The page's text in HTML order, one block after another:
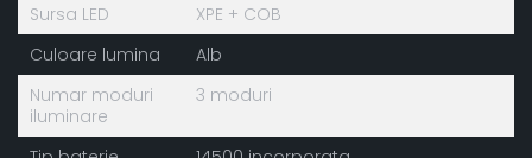
Sursa LED
XPE + COB
Culoare lumina
Alb
Numar moduri
iluminare
3 moduri